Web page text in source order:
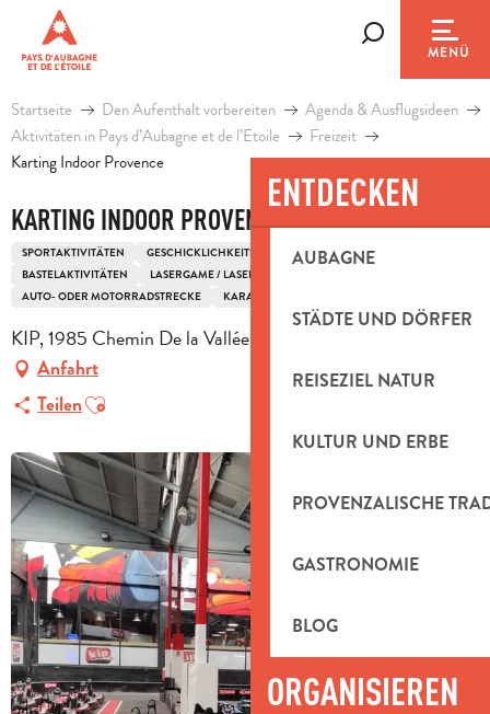
contenu
principal
MENÜ
ENTDECKEN
AUBAGNE
STÄDTE UND DÖRFER
REISEZIEL NATUR
KULTUR UND ERBE
PROVENZALISCHE
GASTRONOMIE
BLOG
ORGANISIEREN
Startseite Den Aufenthalt vorbereiten
Agenda & Ausflugsideen
Aktivitäten in Pays d’Aubagne et de l’Etoile
Freizeit
Karting Indoor Provence
KARTING INDOOR PROVENCE
SPORTAKTIVITÄTEN GESCHICKLICHKEITSSPORTARTEN
MOTORSPORTARTEN
BASTELAKTIVITÄTEN
LASERGAME / LASER TAG
AUTO- ODER MOTORRADSTRECKE
KARAOKE-BOX
KIP, 1985 Chemin De la Vallée, 13400 Aubagne
Anfahrt
TeilenAjouter aux favoris